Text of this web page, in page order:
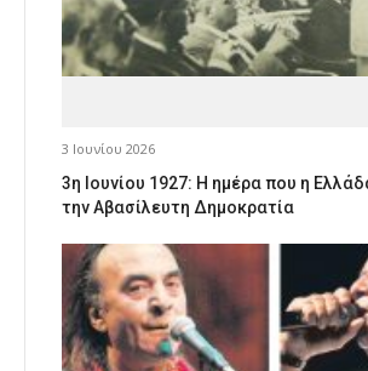
3 Ιουνίου 2026
3η Ιουνίου 1927: Η ημέρα που η
την Αβασίλευτη Δημοκρατία